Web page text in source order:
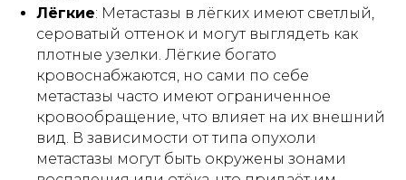
Лёгкие: Метастазы в лёгких имеют светлый,
сероватый оттенок и могут выглядеть как
плотные узелки. Лёгкие богато
кровоснабжаются, но сами по себе
метастазы часто имеют ограниченное
кровообращение, что влияет на их внешний
вид. В зависимости от типа опухоли
метастазы могут быть окружены зонами